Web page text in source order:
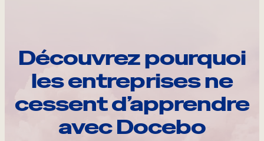
Découvrez pourquoi
les entreprises ne
cessent d’apprendre
avec Docebo